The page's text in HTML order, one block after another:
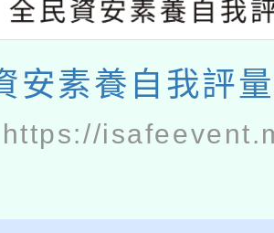
安素養自我評量
https://